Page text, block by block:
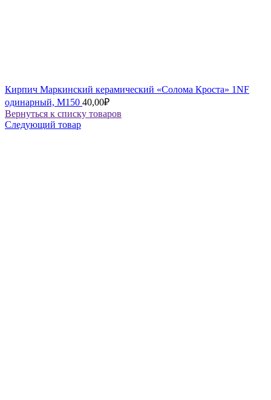
Кирпич Маркинский керамический «Солома Кроста» 1NF
одинарный, М150 40,00₽
Вернуться к списку товаров
Следующий товар